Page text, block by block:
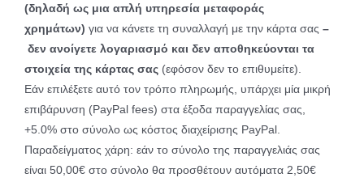
(δηλαδή ως μια απλή υπηρεσία μεταφοράς
χρημάτων) για να κάνετε τη συναλλαγή με την κάρτα σας –
δεν ανοίγετε λογαριασμό και δεν αποθηκεύονται τα
στοιχεία της κάρτας σας (εφόσον δεν το επιθυμείτε).
Εάν επιλέξετε αυτό τον τρόπο πληρωμής, υπάρχει μία μικρή
επιβάρυνση (PayPal fees) στα έξοδα παραγγελίας σας,
+5.0% στο σύνολο ως κόστος διαχείρισης PayPal.
Παραδείγματος χάρη: εάν το σύνολο της παραγγελιάς σας
είναι 50,00€ στο σύνολο θα προσθέτουν αυτόματα 2,50€